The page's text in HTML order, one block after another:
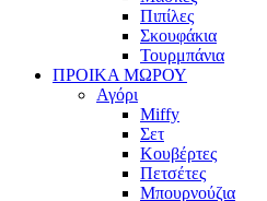
Πιπίλες
Σκουφάκια
Τουρμπάνια
ΠΡΟΙΚΑ ΜΩΡΟΥ
Αγόρι
Miffy
Σετ
Κουβέρτες
Πετσέτες
Μπουρνούζια